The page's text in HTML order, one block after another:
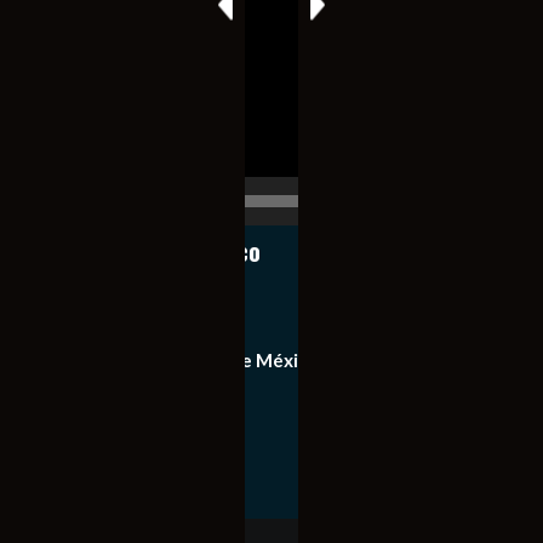
Notiexpress de México
Equipo de Notiexpress de México